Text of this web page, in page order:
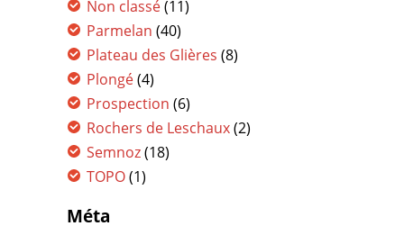
Non classé(11)
Parmelan (40)
Plateau des Glières (8)
Plongé(4)
Prospection (6)
Rochers de Leschaux(2)
Semnoz(18)
TOPO(1)
Méta